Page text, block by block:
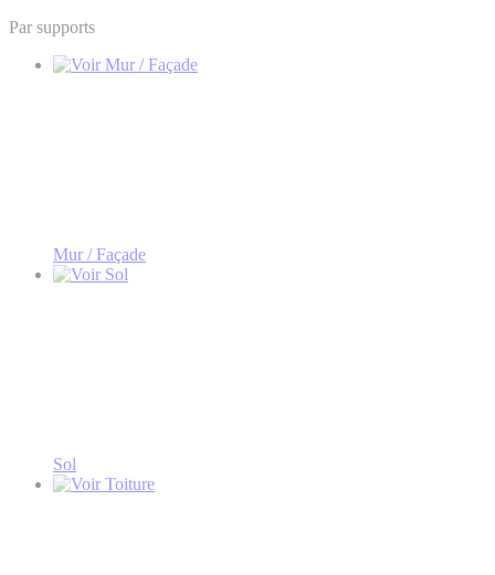
Par supports
Mur / Façade
Sol